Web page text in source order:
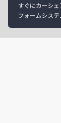
すぐにカーシ
フォームシス